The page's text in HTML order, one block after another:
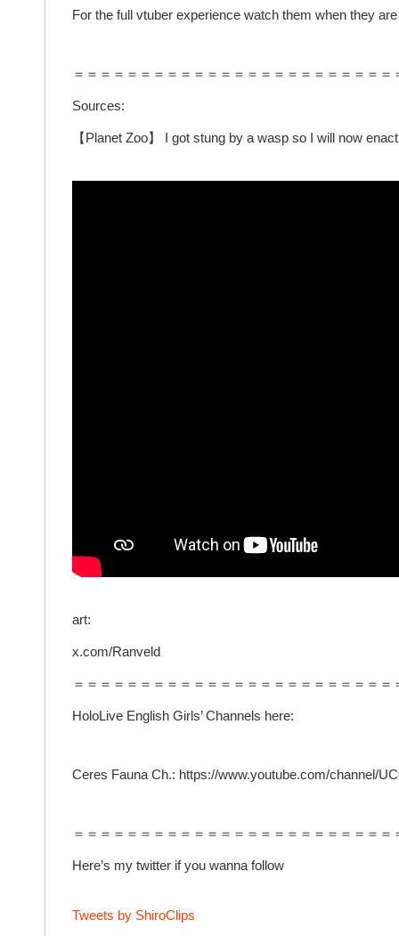
For the full vtuber experience watch them when they
＝＝＝＝＝＝＝＝＝＝＝＝＝＝＝＝＝＝＝＝＝＝＝＝
Sources:
【Planet Zoo】 I got stung by a wasp so I will now
art:
x.com/Ranveld
＝＝＝＝＝＝＝＝＝＝＝＝＝＝＝＝＝＝＝＝＝＝＝＝
HoloLive English Girls’ Channels here:
Ceres Fauna Ch.: https://www.youtube.com/channel/
＝＝＝＝＝＝＝＝＝＝＝＝＝＝＝＝＝＝＝＝＝＝＝＝
Here’s my twitter if you wanna follow
Tweets by ShiroClips